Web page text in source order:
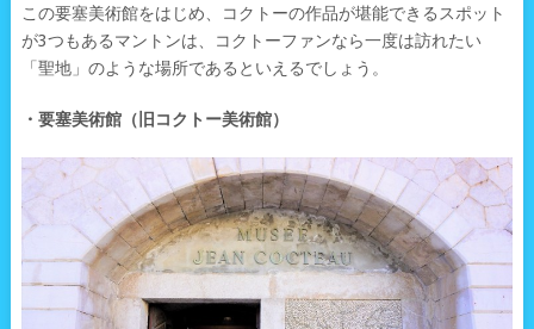
この要塞美術館をはじめ、コクトーの作品が堪能できるスポット
が3つもあるマントンは、コクトーファンなら一度は訪れたい
「聖地」のような場所であるといえるでしょう。
・要塞美術館（旧コクトー美術館）